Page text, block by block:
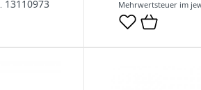
13110973
Mehrwertsteuer im